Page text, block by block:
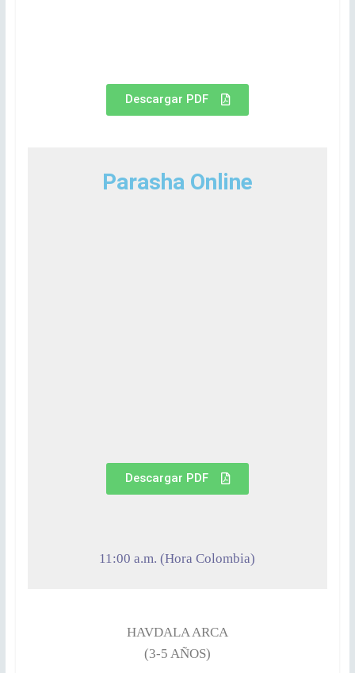
Descargar PDF
Parasha Online
Descargar PDF
11:00 a.m. (Hora Colombia)
HAVDALA ARCA
(3-5 AÑOS)